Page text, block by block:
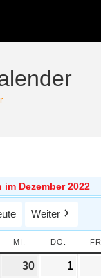
Dezember 2022
Weiter
MI. DO. FR.
30 1